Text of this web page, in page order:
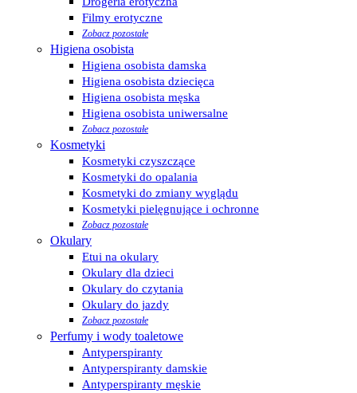
Filmy erotyczne
Zobacz pozostałe
Higiena osobista
Higiena osobista damska
Higiena osobista dziecięca
Higiena osobista męska
Higiena osobista uniwersalne
Zobacz pozostałe
Kosmetyki
Kosmetyki czyszczące
Kosmetyki do opalania
Kosmetyki do zmiany wyglądu
Kosmetyki pielęgnujące i ochronne
Zobacz pozostałe
Okulary
Etui na okulary
Okulary dla dzieci
Okulary do czytania
Okulary do jazdy
Zobacz pozostałe
Perfumy i wody toaletowe
Antyperspiranty
Antyperspiranty damskie
Antyperspiranty męskie